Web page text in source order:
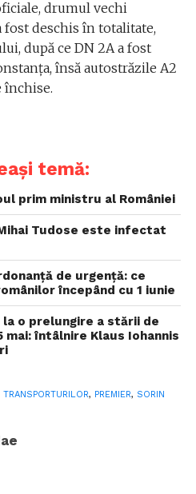
drumul vechi
deschis în totalitate,
după ce DN 2A a fost
însă autostrăzile A2
închise.
temă:
prim ministru al României
Tudose este infectat
de urgență: ce
începând cu 1 iunie
o prelungire a stării de
mai: întâlnire Klaus Iohannis
, PREMIER, SORIN